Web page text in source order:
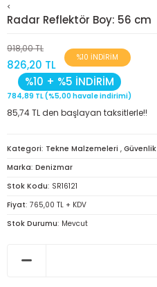
<
Radar Reflektör Boy: 56 cm
918,00 TL
826,20 TL
%10 İNDİRİM
%10 + %5 İNDİRİM
784,89 TL (%5,00 havale indirimi)
85,74 TL den başlayan taksitlerle!!
Kategori Tekne Malzemeleri , Güvenlik
Marka Denizmar
Stok Kodu SR16121
Fiyat 765,00 TL + KDV
Stok Durumu Mevcut